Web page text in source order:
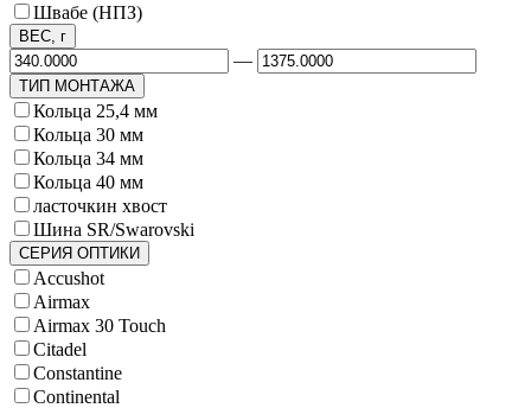
Швабе (НПЗ)
ВЕС, г
—
ТИП МОНТАЖА
Кольца 25,4 мм
Кольца 30 мм
Кольца 34 мм
Кольца 40 мм
ласточкин хвост
Шина SR/Swarovski
СЕРИЯ ОПТИКИ
Accushot
Airmax
Airmax 30 Touch
Citadel
Constantine
Continental